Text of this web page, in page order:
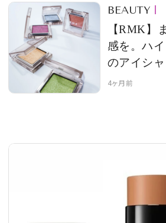
MAGAZINE
SPUR 2026 JULY
2026年9月号
BEAUTY
【RMK】
感を。ハ
のアイシ
登場！
4ヶ月前